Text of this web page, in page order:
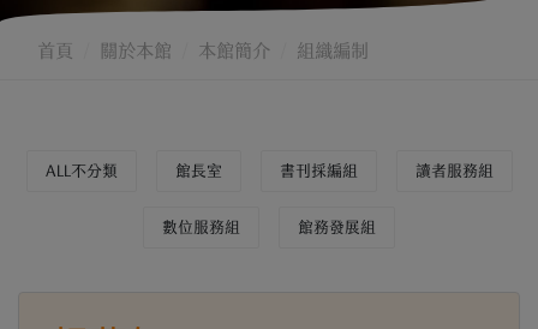
首頁 關於本館 本館簡介 組織編制
ALL不分類 館長室 書刊採編組 讀者服務組
數位服務組 館務發展組